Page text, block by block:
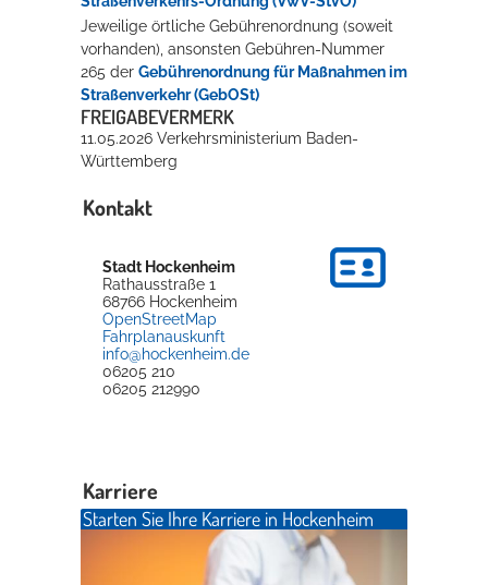
Jeweilige örtliche Gebührenordnung (soweit
vorhanden), ansonsten Gebühren-Nummer
265 der Gebührenordnung für Maßnahmen im
Straßenverkehr (GebOSt)
FREIGABEVERMERK
11.05.2026 Verkehrsministerium Baden-
Württemberg
Kontakt
Stadt Hockenheim
Rathausstraße 1
68766 Hockenheim
OpenStreetMap
Fahrplanauskunft
info@hockenheim.de
06205 210
06205 212990
Karriere
Starten Sie Ihre Karriere in Hockenheim